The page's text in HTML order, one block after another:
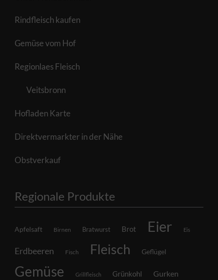
Rindfleisch kaufen
Gemüse vom Hof
Regionlaes Fleisch
Veitsbronn
Hofladen Karte
Direktvermarkter in der Nähe
Obstverkauf
Regionale Produkte
Apfelsaft Birnen Bratwurst Brot Eier Eis
Erdbeeren Fisch Fleisch Geflügel
Gemüse Grillfleisch Grünkohl Gurken